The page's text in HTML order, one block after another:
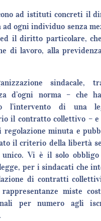
ad istituti concreti il
ad ogni individuo senza
il diritto particolare,
di lavoro, alla
d’ogni norma – che
l’intervento di una
il contratto collettivo – e
regolazione minuta e
il criterio della libertà
unico. Vi è il solo
per i sindacati che
di contratti
rappresentanze miste
per numero agli